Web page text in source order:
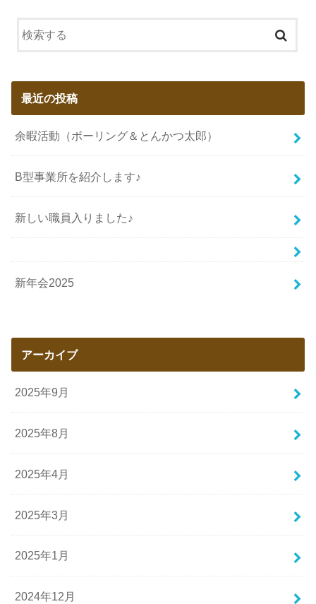
最近の投稿
余暇活動（ボーリング＆とんかつ太郎）
B型事業所を紹介します♪
新しい職員入りました♪
新年会2025
アーカイブ
2025年9月
2025年8月
2025年4月
2025年3月
2025年1月
2024年12月